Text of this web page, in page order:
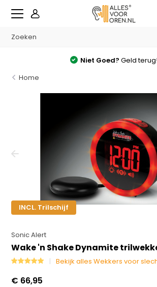
Gratisverzonden v.a.
Home
INCL. Trilschijf
Sonic Alert
Wake 'n Shake Dynamite
Bekijk alles Wekkers voor
€ 66,95